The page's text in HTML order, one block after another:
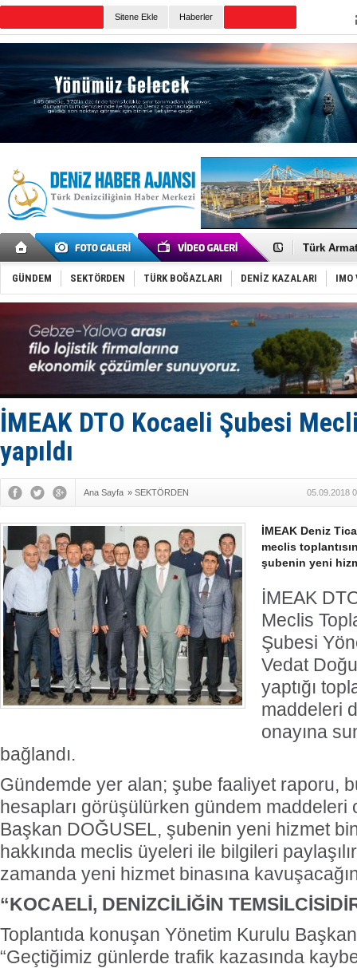
Sitene Ekle Haberler
Türk
Deniz
DÖDER,
Fairline,
Baltık
Runit
Limana
Türk
Hüseyin
Hat-San
Med
GÜNDEM SEKTÖRDEN TÜRK BOĞAZLARI DENİZ KAZALARI IMO
İMEAK DTO Kocaeli Şubesi
yapıldı
Ana Sayfa » SEKTÖRDEN 05.09.2018
İMEAK Deniz
meclis
şubenin yeni
İMEAK
Meclis
Şubesi
Vedat
yaptığı
maddeleri
onayına
bağlandı.
Gündemde yer alan; şube faaliyet raporu,
hesapları görüşülürken gündem maddeleri
Başkan DOĞUSEL, şubenin yeni hizmet
hakkında meclis üyeleri ile bilgileri
zamanda yeni hizmet binasına
“KOCAELİ, DENİZCİLİĞİN
Toplantıda konuşan Yönetim Kurulu
“Geçtiğimiz günlerde trafik kazasında